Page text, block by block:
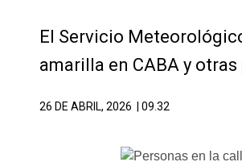
El Servicio
amarilla en CABA y
26 DE ABRIL, 2026 | 09.32